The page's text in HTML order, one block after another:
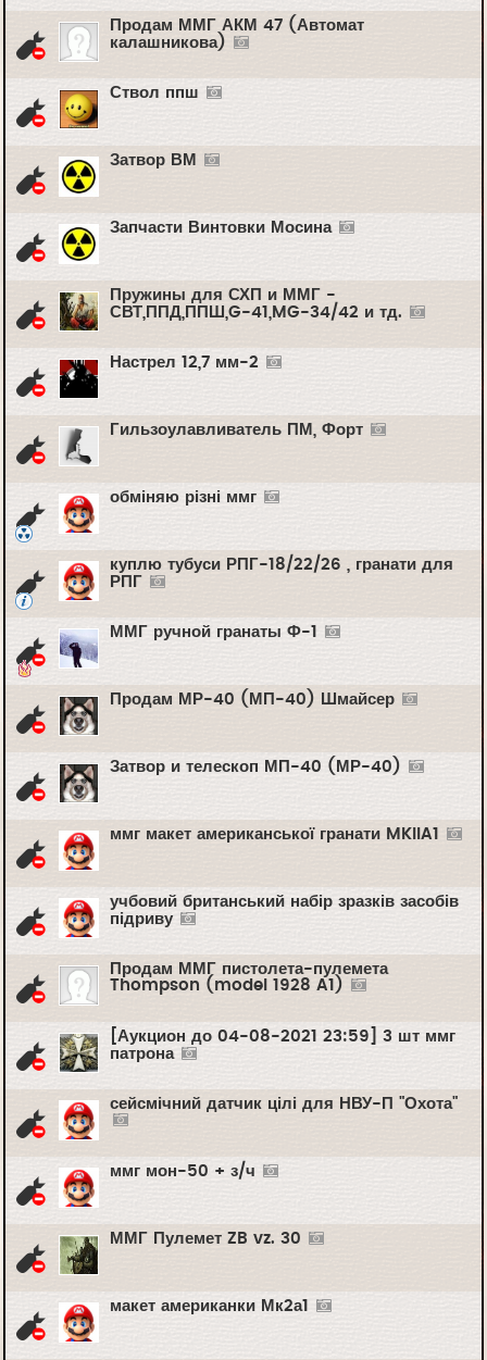
Продам ММГ АКМ 47 (Автомат
калашникова)
Ствол ппш
Затвор ВМ
Запчасти Винтовки Мосина
Пружины для СХП и ММГ -
СВТ,ППД,ППШ,G-41,MG-34/42 и тд.
Настрел 12,7 мм-2
Гильзоулавливатель ПМ, Форт
обміняю різні ммг
куплю тубуси РПГ-18/22/26 , гранати для
РПГ
ММГ ручной гранаты Ф-1
Продам МР-40 (МП-40) Шмайсер
Затвор и телескоп МП-40 (МР-40)
ммг макет американської гранати MKIIA1
учбовий британський набір зразків засобів
підриву
Продам ММГ пистолета-пулемета
Thompson (model 1928 A1)
[Аукцион до 04-08-2021 23:59] 3 шт ммг
патрона
сейсмічний датчик цілі для НВУ-П "Охота"
ммг мон-50 + з/ч
ММГ Пулемет ZB vz. 30
макет американки Мк2а1